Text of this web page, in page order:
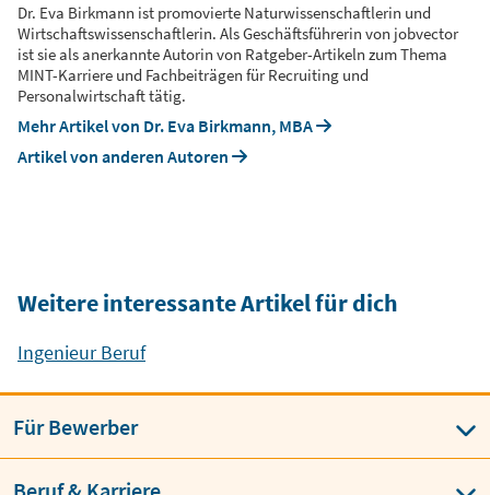
Dr. Eva Birkmann ist promovierte Naturwissenschaftlerin und
Wirtschaftswissenschaftlerin. Als Geschäftsführerin von jobvector
ist sie als anerkannte Autorin von Ratgeber-Artikeln zum Thema
MINT-Karriere und Fachbeiträgen für Recruiting und
Personalwirtschaft tätig.
Mehr Artikel von Dr. Eva Birkmann, MBA
Artikel von anderen Autoren
Weitere interessante Artikel für dich
Ingenieur Beruf
Für Bewerber